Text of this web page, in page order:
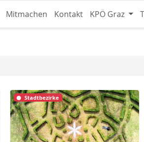
Mitmachen Kontakt KPÖ Graz
Stadtbezirke